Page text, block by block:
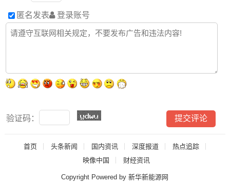
匿名发表 登录账号
验证码：
首页 头条新闻 国内资讯 深度报道
热点追踪
映像中国
财经资讯
Copyright Powered by 新华新能源网